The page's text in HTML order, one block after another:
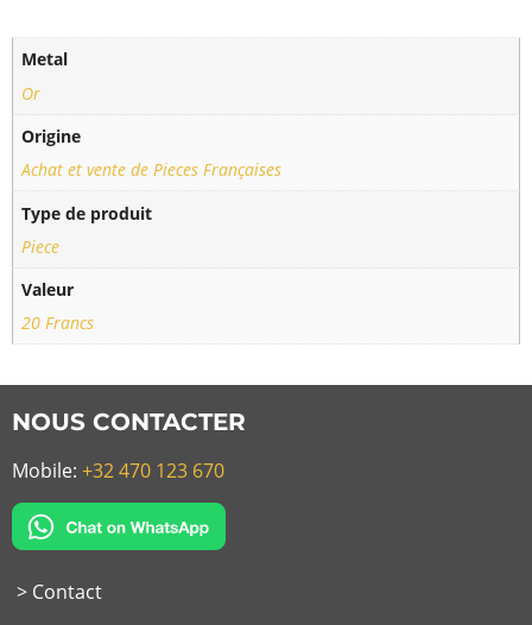
Metal
Or
Origine
Achat et vente de Pieces Françaises
Type de produit
Piece
Valeur
20 Francs
NOUS CONTACTER
Mobile: +32 470 123 670
> Contact